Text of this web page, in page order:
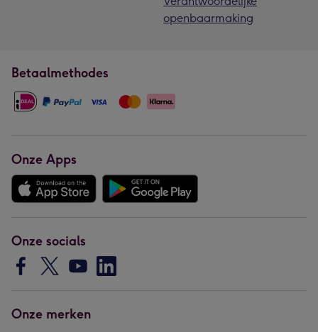
openbaarmaking
Betaalmethodes
Onze Apps
Onze socials
Onze merken